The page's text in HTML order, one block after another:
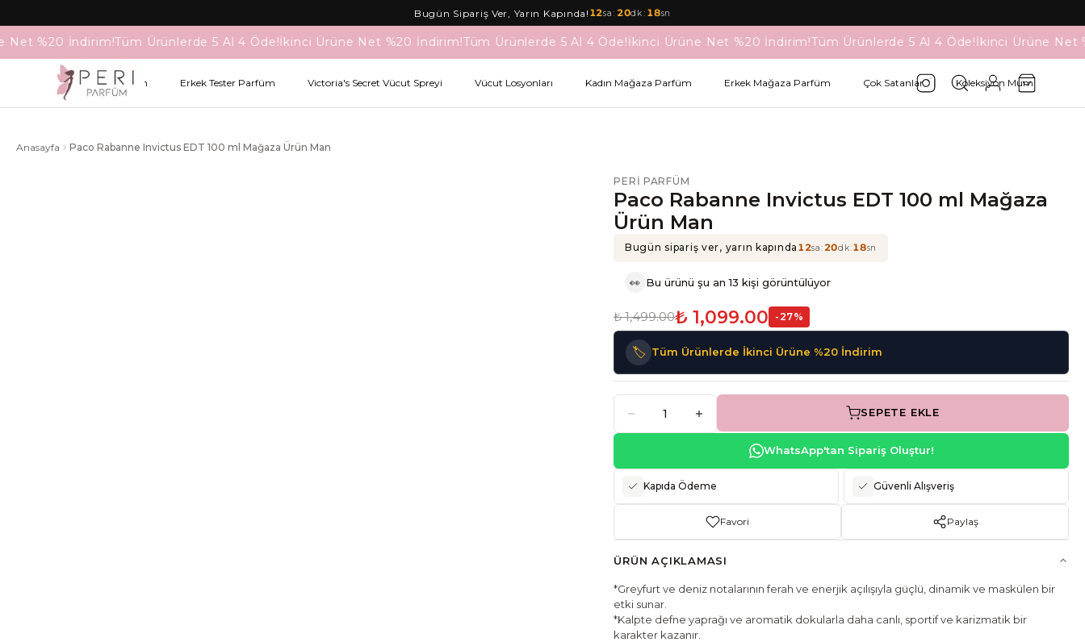
Bugün Sipariş Ver, Yarın Kapında! 12sa : 20dk : 18sn
Net %20 İndirim!Tüm Ürünlerde 5 Al 4 Öde!İkinci Ürüne Net %20 İndirim!Tüm Ürünlerde 5 Al 4 Öde!İkinci Ürüne Net %20 İndirim!Tüm Ürünlerde 5 Al 4 Öde!İkinci Ürüne Net
Kadın Tester Parfüm Erkek Tester Parfüm Victoria's Secret Vücut Spreyi Vücut Losyonları Kadın Mağaza Parfüm Erkek Mağaza Parfüm Çok Satanlar Koleksiyon Mum
Anasayfa Paco Rabanne Invictus EDT 100 ml Mağaza Ürün Man
PERI PARFÜM
Paco Rabanne Invictus EDT 100 ml Mağaza
Ürün Man
Bugün sipariş ver, yarın kapında 12sa :20dk:18sn
👀 Bu ürünü şu an 13 kişi görüntülüyor
₺ 1,499.00₺ 1,099.00 - 27%
🏷️ Tüm Ürünlerde İkinci Ürüne %20 İndirim
SEPETE EKLE
WhatsApp'tan Sipariş Oluştur!
Kapıda Ödeme Güvenli Alışveriş
Favori Paylaş
ÜRÜN AÇIKLAMASI
*Greyfurt ve deniz notalarının ferah ve enerjik açılışıyla güçlü, dinamik ve maskülen bir
etki sunar.
*Kalpte defne yaprağı ve aromatik dokularla daha canlı, sportif ve karizmatik bir
karakter kazanır.